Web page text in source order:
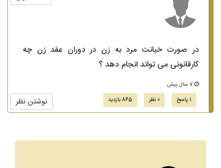
در صورت خیانت مرد به زن در دوران عقد زن چه
کارقانونی می تواند انجام دهد ؟
1 پاسخ
0 نظر 865 بازدید نوشتن نظر